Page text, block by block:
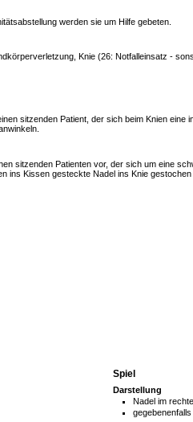
werden sie um Hilfe gebeten.
Knie (26: Notfalleinsatz -
sitzenden Patient, der sich beim Knien
sitzenden Patienten vor, der sich um eine
ins Kissen gesteckte Nadel ins Knie
Spiel
Darstellung
Nadel im